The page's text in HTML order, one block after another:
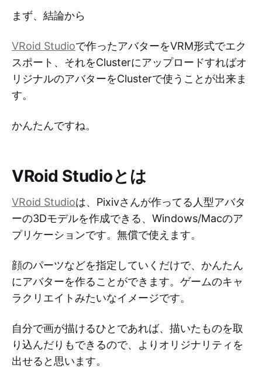
まず、結論から
VRoid Studioで作ったアバターをVRM形式でエク
スポート、それをClusterにアップロードすればオ
リジナルのアバターをClusterで使うことが出来ま
す。
かんたんですね。
VRoid Studioとは
VRoid Studioは、Pixivさんが作ってる人型アバタ
ーの3Dモデルを作成できる、Windows/Macのア
プリケーションです。無償で使えます。
顔のパーツなどを指定していくだけで、かんたん
にアバターを作ることができます。ゲームのキャ
ラクリエイトみたいなイメージです。
自分で画が描けるひとであれば、描いたものを取
り込んだりもできるので、よりオリジナリティを
出せると思います。